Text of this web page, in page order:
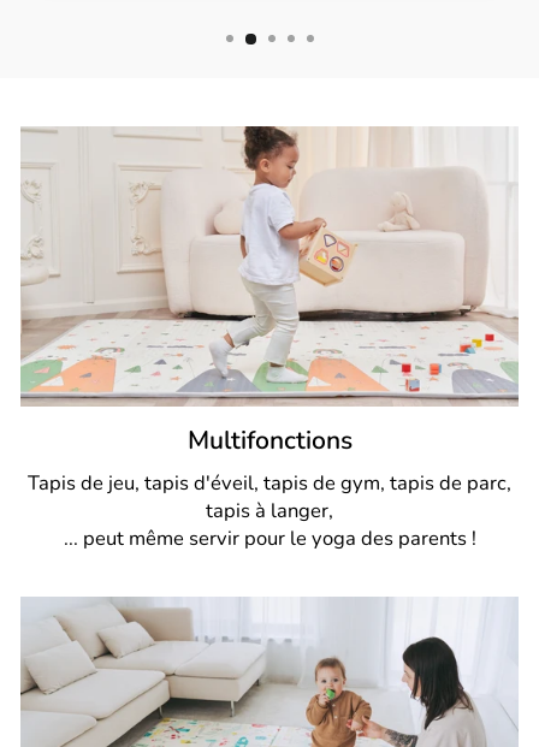
Multifonctions
Tapis de jeu, tapis d'éveil, tapis de gym, tapis de parc,
tapis à langer,
... peut même servir pour le yoga des parents !